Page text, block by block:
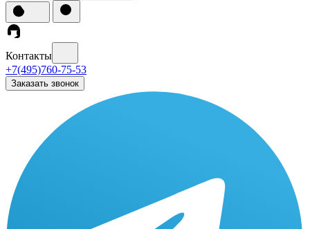
Контакты
+7(495)760-75-53
Заказать звонок